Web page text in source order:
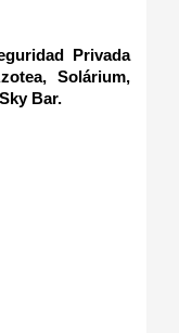
Privada
Solárium,
Bar.